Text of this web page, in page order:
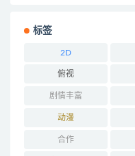
标签
2D
俯视
剧情丰富
动漫
合作